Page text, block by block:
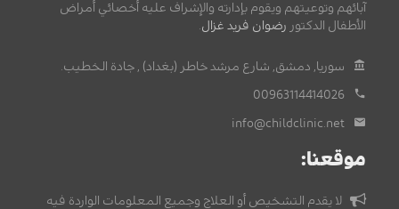
آبائهم وتوعيتهم ويقوم بإدارته والإشراف عليه أخصائي أمراض
الأطفال الدكتور رضوان فريد غزال
سوريا, دمشق, شارع مرشد خاطر (بغداد) , جادة الخطيب.
00963114414026
info@childclinic.net
موقعنا:
لا يقدم التشخيص أو العلاج وجميع المعلومات الواردة فيه